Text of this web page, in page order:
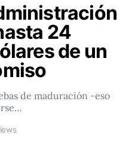
24
de un
de maduración -eso